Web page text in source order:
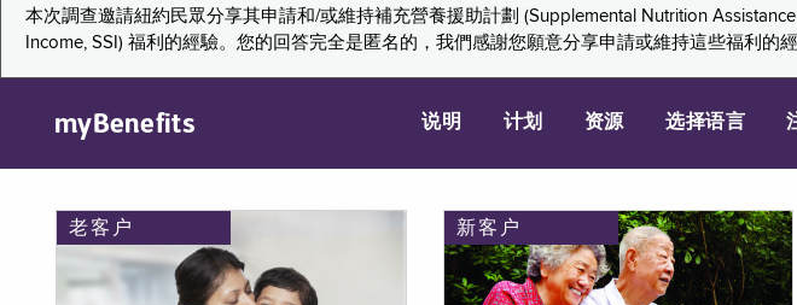
本次調查邀請紐約民眾分享其申請和/或維持補充營養援助計劃 (Supplemental Nutrition
Income, SSI) 福利的經驗。您的回答完全是匿名的，我們感謝您願意分享申請或維持這些福利的
myBenefits 说明 计划 资源 选择语言
老客户 新客户